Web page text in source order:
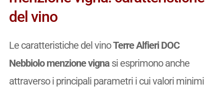
del vino
Le caratteristiche del vinoTerre Alfieri DOC
Nebbiolo menzione vignasi esprimono anche
attraverso i principali parametri i cui valori minimi